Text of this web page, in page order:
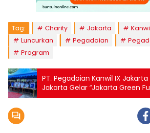
Tag: Charity Jakarta
Luncurkan
Pegadaian
Program
PT. Pegadaian Kanwil IX Jakarta
Jakarta Gelar “Jakarta Green
Dorong Pemuda dan